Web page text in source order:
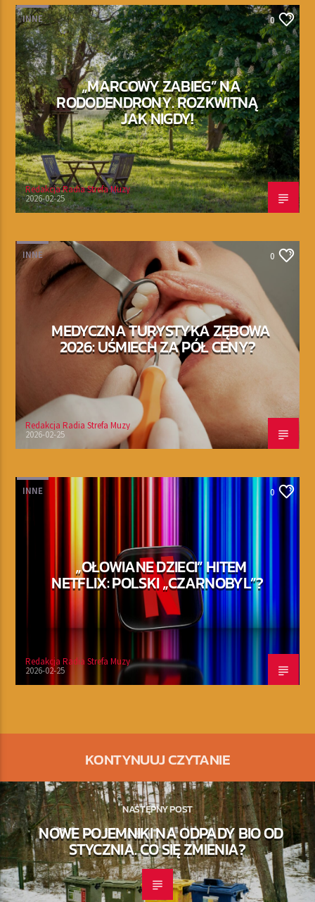
INNE 0
„MARCOWY ZABIEG” NA
RODODENDRONY. ROZKWITNĄ
JAK NIGDY!
Redakcja Radia Strefa Muzy
2026-02-25
INNE 0
MEDYCZNA TURYSTYKA ZĘBOWA
2026: UŚMIECH ZA PÓŁ CENY?
Redakcja Radia Strefa Muzy
2026-02-25
INNE 0
„OŁOWIANE DZIECI” HITEM
NETFLIX: POLSKI „CZARNOBYL”?
Redakcja Radia Strefa Muzy
2026-02-25
KONTYNUUJ CZYTANIE
NASTĘPNY POST
NOWE POJEMNIKI NA ODPADY BIO OD
STYCZNIA. CO SIĘ ZMIENIA?